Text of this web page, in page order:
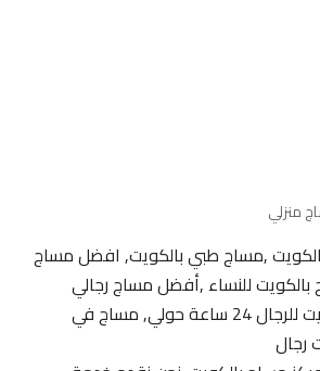
,مساج طبي بالكويت, افضل مساج
للنساء ,أفضل مساج رجالي
بالكويت ,مساج بالكويت للرجال 24 ساعة حولي, مساج في